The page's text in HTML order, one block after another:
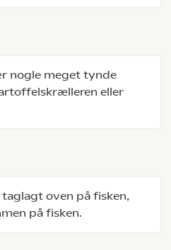
nogle meget tynde
eller
oven på fisken,
på fisken.